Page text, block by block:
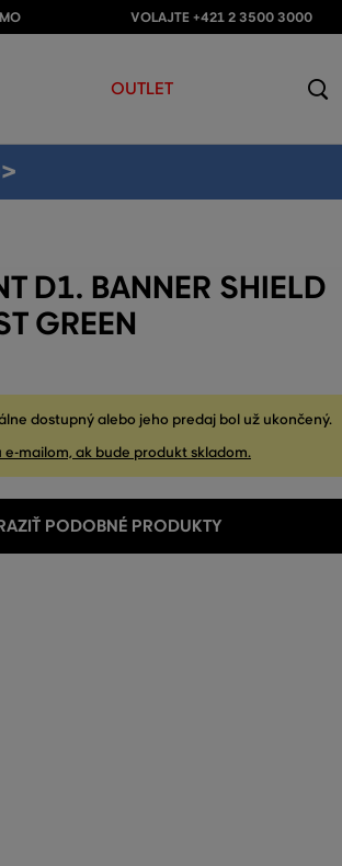
VOLAJTE +421 2 3500 3000
OUTLET
D1. BANNER SHIELD
GREEN
dostupný alebo jeho predaj bol už ukončený.
mailom, ak bude produkt skladom.
PODOBNÉ PRODUKTY